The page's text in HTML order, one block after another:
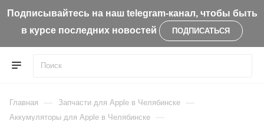
Подписывайтесь на наш telegram-канал, чтобы быть
в курсе последних новостей
ПОДПИСАТЬСЯ
Главная — Запчасти для Apple в Челябинске —
Aккумуляторы для Apple в Челябинске —